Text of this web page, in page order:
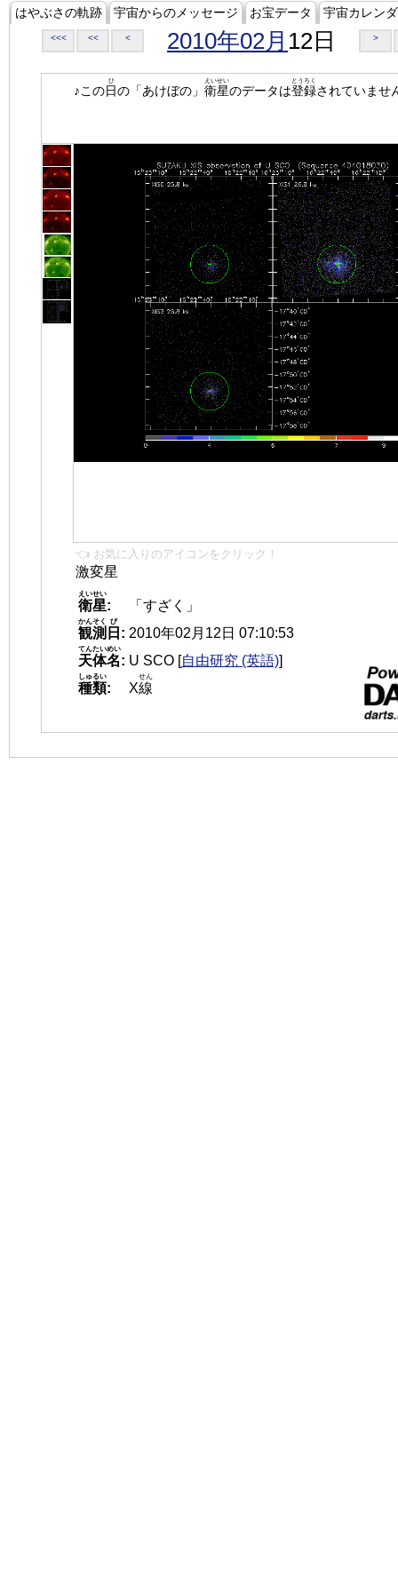
はやぶさの軌跡 宇宙からのメッセージ お宝データ 宇宙カレン
<<< << < 2010年02月 12日 >
♪この日
ひ
の「あけぼの」 衛星
えいせい
のデータは登録
とうろく
されていませ
👈 お気に入りのアイコンをクリック！
激変星
衛星
えいせい
:
「すざく」
観測
かんそく
日
び
: 2010年02月12日 07:10:53
天体名
てんたいめい
: U SCO [自由研究 (英語)]
種類
しゅるい
: X線
せん